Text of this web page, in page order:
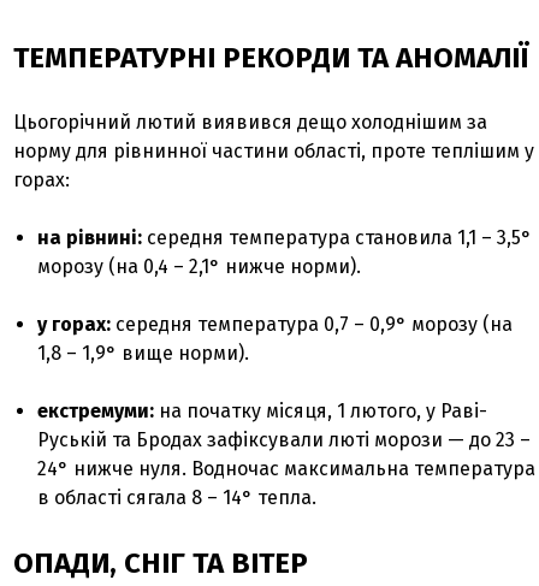
ТЕМПЕРАТУРНІ РЕКОРДИ ТА АНОМАЛІЇ
Цьогорічний лютий виявився дещо холоднішим за
норму для рівнинної частини області, проте теплішим у
горах:
на рівнині: середня температура становила 1,1 – 3,5°
морозу (на 0,4 – 2,1° нижче норми).
у горах: середня температура 0,7 – 0,9° морозу (на
1,8 – 1,9° вище норми).
екстремуми: на початку місяця, 1 лютого, у Раві-
Руській та Бродах зафіксували люті морози — до 23 –
24° нижче нуля. Водночас максимальна температура
в області сягала 8 – 14° тепла.
ОПАДИ, СНІГ ТА ВІТЕР